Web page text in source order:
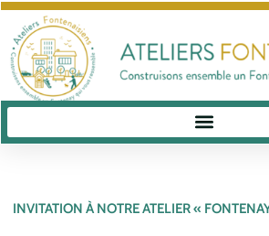
INVITATION À NOTRE ATELIER «